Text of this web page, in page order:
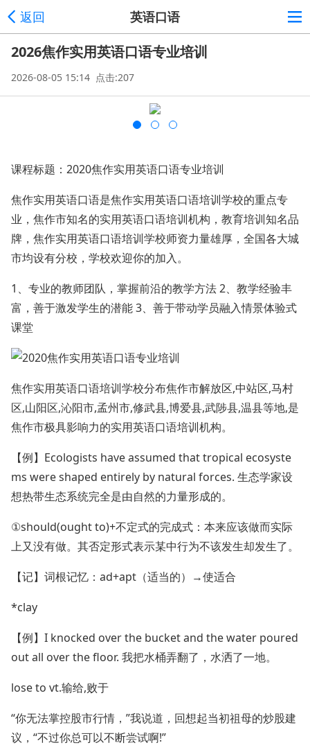
返回 英语口语
2026焦作实用英语口语专业培训
2026-08-05 15:14 点击:207
课程标题：2020焦作实用英语口语专业培训
焦作实用英语口语是焦作实用英语口语培训学校的重点专
业，焦作市知名的实用英语口语培训机构，教育培训知名品
牌，焦作实用英语口语培训学校师资力量雄厚，全国各大城
市均设有分校，学校欢迎你的加入。
1、专业的教师团队，掌握前沿的教学方法 2、教学经验丰
富，善于激发学生的潜能 3、善于带动学员融入情景体验式
课堂
焦作实用英语口语培训学校分布焦作市解放区,中站区,马村
区,山阳区,沁阳市,孟州市,修武县,博爱县,武陟县,温县等地,是
焦作市极具影响力的实用英语口语培训机构。
【例】Ecologists have assumed that tropical ecosyste
ms were shaped entirely by natural forces. 生态学家设
想热带生态系统完全是由自然的力量形成的。
①should(ought to)+不定式的完成式：本来应该做而实际
上又没有做。其否定形式表示某中行为不该发生却发生了。
【记】词根记忆：ad+apt（适当的）→使适合
*clay
【例】I knocked over the bucket and the water poured
out all over the floor. 我把水桶弄翻了，水洒了一地。
lose to vt.输给,败于
“你无法掌控股市行情，”我说道，回想起当初祖母的炒股建
议，“不过你总可以不断尝试啊!”